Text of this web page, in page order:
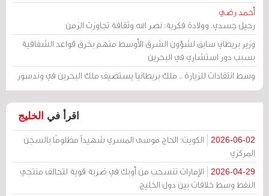
أحمد رضي
رحيل جسدي، وولادة فكرية: نصر الله وثقافة تجاوزت الزمن
وزير بريطاني سابق لشؤون الشرق الأوسط متهم بخرق قواعد الشفافية
بسبب دور استشاري في البحرين
وسط انتقادات للزيارة .. ملك بريطانيا يستضيف ملك البحرين في وندسور
اقرأ في الخليج
2026-06-02
الكويت: الحاج موسى المسري شهيداً مظلومًا بالسجن
المركزي
2026-04-29
الإمارات تنسحب من أوبك في ضربة قوية لتحالف منتجي
النفط وسط خلافات بين دول الخليج